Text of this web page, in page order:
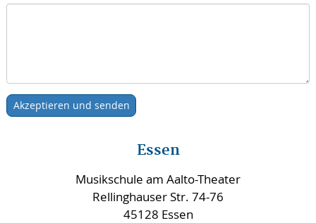
Essen
Musikschule am Aalto-Theater
Rellinghauser Str. 74-76
45128 Essen